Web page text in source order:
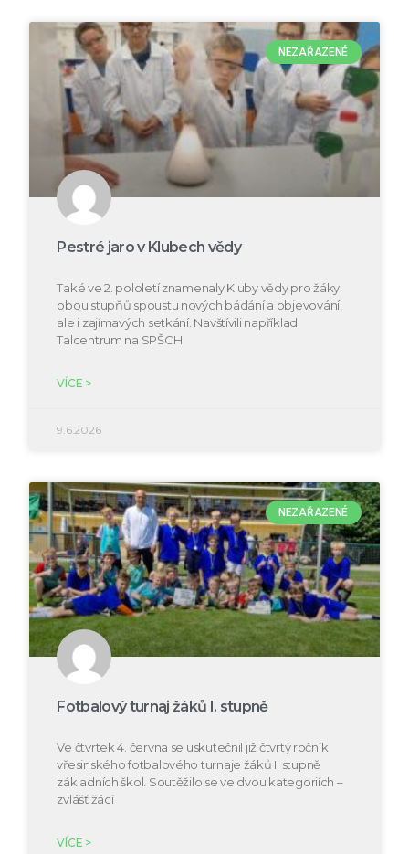
NEZAŘAZENÉ
Pestré jaro v Klubech vědy
Také ve 2. pololetí znamenaly Kluby vědy pro žáky
obou stupňů spoustu nových bádání a objevování,
ale i zajímavých setkání. Navštívili například
Talcentrum na SPŠCH
VÍCE >
9.6.2026
NEZAŘAZENÉ
Fotbalový turnaj žáků I. stupně
Ve čtvrtek 4. června se uskutečnil již čtvrtý ročník
vřesinského fotbalového turnaje žáků I. stupně
základních škol. Soutěžilo se ve dvou kategoriích –
zvlášť žáci
VÍCE >